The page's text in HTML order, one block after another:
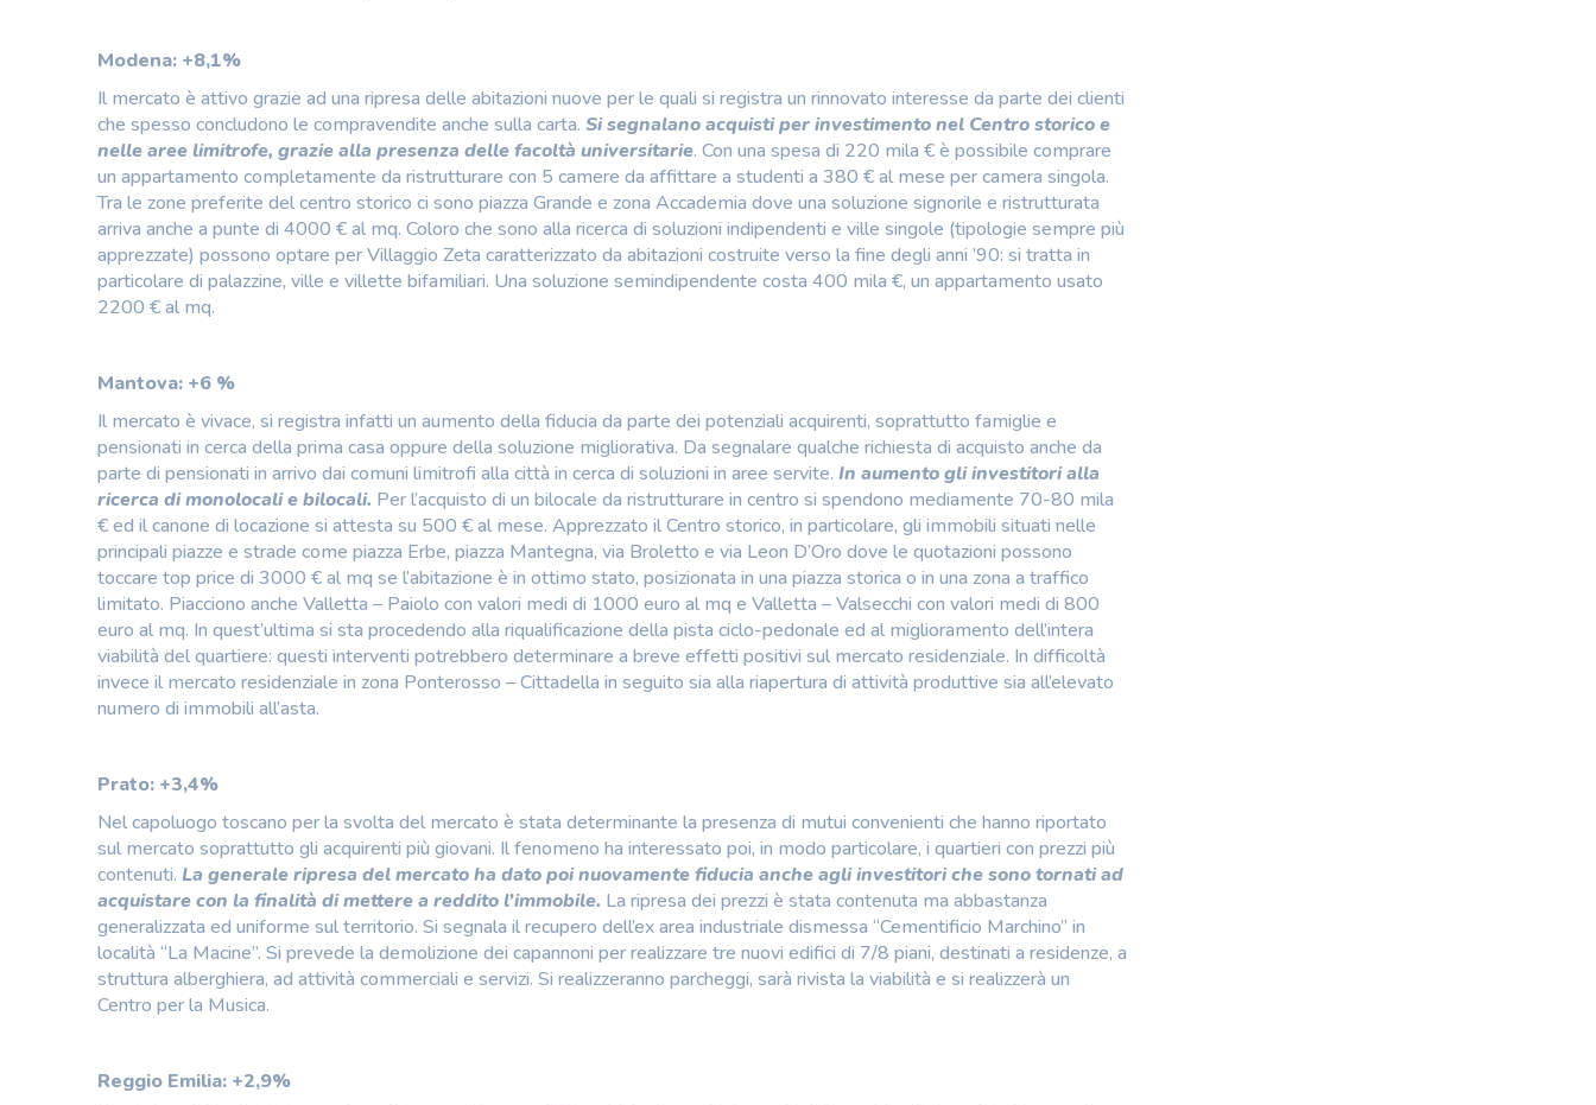
Modena: +8,1%
Il mercato è attivo grazie ad una ripresa delle abitazioni nuove per le quali si registra un rinnovato interesse da parte dei clienti
che spesso concludono le compravendite anche sulla carta. Si segnalano acquisti per investimento nel Centro storico e
nelle aree limitrofe, grazie alla presenza delle facoltà universitarie. Con una spesa di 220 mila € è possibile comprare
un appartamento completamente da ristrutturare con 5 camere da affittare a studenti a 380 € al mese per camera singola.
Tra le zone preferite del centro storico ci sono piazza Grande e zona Accademia dove una soluzione signorile e ristrutturata
arriva anche a punte di 4000 € al mq. Coloro che sono alla ricerca di soluzioni indipendenti e ville singole (tipologie sempre più
apprezzate) possono optare per Villaggio Zeta caratterizzato da abitazioni costruite verso la fine degli anni ’90: si tratta in
particolare di palazzine, ville e villette bifamiliari. Una soluzione semindipendente costa 400 mila €, un appartamento usato
2200 € al mq.
Mantova: +6 %
Il mercato è vivace, si registra infatti un aumento della fiducia da parte dei potenziali acquirenti, soprattutto famiglie e
pensionati in cerca della prima casa oppure della soluzione migliorativa. Da segnalare qualche richiesta di acquisto anche da
parte di pensionati in arrivo dai comuni limitrofi alla città in cerca di soluzioni in aree servite. In aumento gli investitori alla
ricerca di monolocali e bilocali. Per l’acquisto di un bilocale da ristrutturare in centro si spendono mediamente 70-80 mila
€ ed il canone di locazione si attesta su 500 € al mese. Apprezzato il Centro storico, in particolare, gli immobili situati nelle
principali piazze e strade come piazza Erbe, piazza Mantegna, via Broletto e via Leon D’Oro dove le quotazioni possono
toccare top price di 3000 € al mq se l’abitazione è in ottimo stato, posizionata in una piazza storica o in una zona a traffico
limitato. Piacciono anche Valletta – Paiolo con valori medi di 1000 euro al mq e Valletta – Valsecchi con valori medi di 800
euro al mq. In quest’ultima si sta procedendo alla riqualificazione della pista ciclo-pedonale ed al miglioramento dell’intera
viabilità del quartiere: questi interventi potrebbero determinare a breve effetti positivi sul mercato residenziale. In difficoltà
invece il mercato residenziale in zona Ponterosso – Cittadella in seguito sia alla riapertura di attività produttive sia all’elevato
numero di immobili all’asta.
Prato: +3,4%
Nel capoluogo toscano per la svolta del mercato è stata determinante la presenza di mutui convenienti che hanno riportato
sul mercato soprattutto gli acquirenti più giovani. Il fenomeno ha interessato poi, in modo particolare, i quartieri con prezzi più
contenuti. La generale ripresa del mercato ha dato poi nuovamente fiducia anche agli investitori che sono tornati ad
acquistare con la finalità di mettere a reddito l’immobile. La ripresa dei prezzi è stata contenuta ma abbastanza
generalizzata ed uniforme sul territorio. Si segnala il recupero dell’ex area industriale dismessa “Cementificio Marchino” in
località “La Macine”. Si prevede la demolizione dei capannoni per realizzare tre nuovi edifici di 7/8 piani, destinati a residenze, a
struttura alberghiera, ad attività commerciali e servizi. Si realizzeranno parcheggi, sarà rivista la viabilità e si realizzerà un
Centro per la Musica.
Reggio Emilia: +2,9%